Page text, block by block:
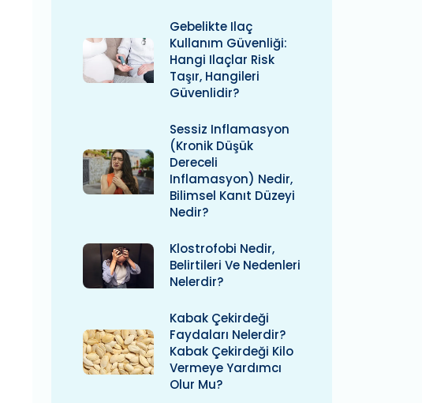
Gebelikte Ilaç
Kullanım Güvenliği:
Hangi Ilaçlar Risk
Taşır, Hangileri
Güvenlidir?
Sessiz Inflamasyon
(kronik Düşük
Dereceli
Inflamasyon) Nedir,
Bilimsel Kanıt Düzeyi
Nedir?
Klostrofobi Nedir,
Belirtileri Ve Nedenleri
Nelerdir?
Kabak Çekirdeği
Faydaları Nelerdir?
Kabak Çekirdeği Kilo
Vermeye Yardımcı
Olur Mu?